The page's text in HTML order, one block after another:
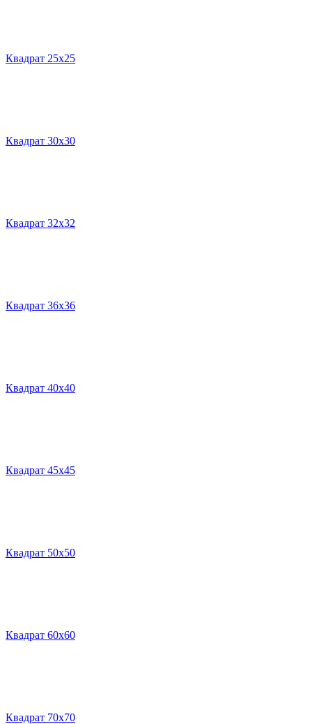
Квадрат 25х25
Квадрат 30х30
Квадрат 32х32
Квадрат 36х36
Квадрат 40х40
Квадрат 45х45
Квадрат 50х50
Квадрат 60х60
Квадрат 70х70